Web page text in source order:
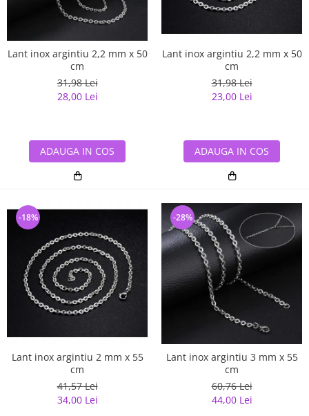
Lant inox argintiu 2,2 mm x 50
cm
31,98 Lei
28,00 Lei
ADAUGA IN COS
Lant inox argintiu 2,2 mm x 50
cm
31,98 Lei
23,00 Lei
ADAUGA IN COS
Lant inox argintiu 2 mm x 55
cm
41,57 Lei
34,00 Lei
-18%
Lant inox argintiu 3 mm x 55
cm
60,76 Lei
44,00 Lei
-28%